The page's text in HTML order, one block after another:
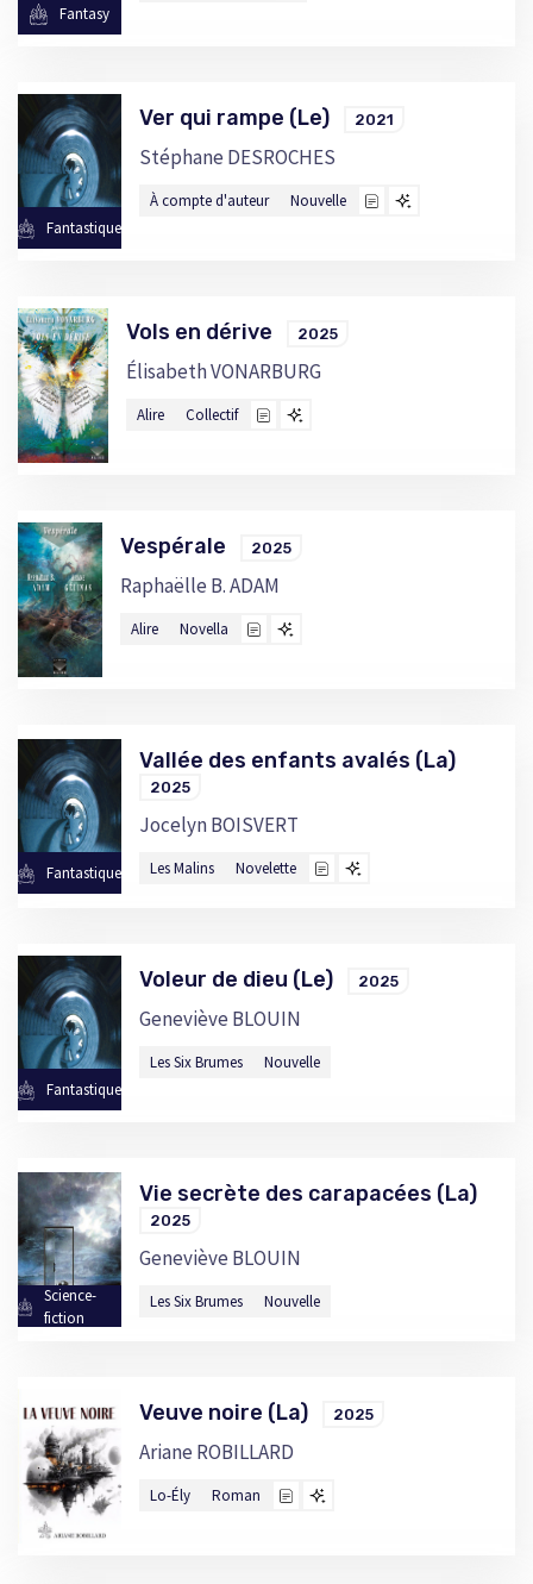
Fantasy
Fantastique
Ver qui rampe (Le) 2021
Stéphane DESROCHES
À compte d'auteur Nouvelle
Vols en dérive 2025
Élisabeth VONARBURG
Alire Collectif
Vespérale 2025
Raphaëlle B. ADAM
Alire Novella
Fantastique
Vallée des enfants avalés (La)
2025
Jocelyn BOISVERT
Les Malins Novelette
Fantastique
Voleur de dieu (Le) 2025
Geneviève BLOUIN
Les Six Brumes Nouvelle
Science-
fiction
Vie secrète des carapacées (La)
2025
Geneviève BLOUIN
Les Six Brumes Nouvelle
Veuve noire (La) 2025
Ariane ROBILLARD
Lo-Ély Roman